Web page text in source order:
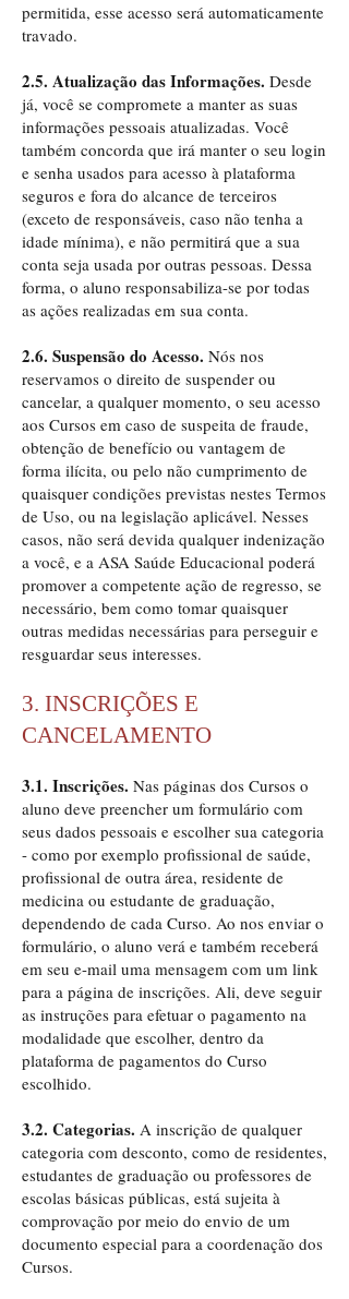
permitida, esse acesso será automaticamente
travado.
2.5. Atualização das Informações. Desde
já, você se compromete a manter as suas
informações pessoais atualizadas. Você
também concorda que irá manter o seu login
e senha usados para acesso à plataforma
seguros e fora do alcance de terceiros
(exceto de responsáveis, caso não tenha a
idade mínima), e não permitirá que a sua
conta seja usada por outras pessoas. Dessa
forma, o aluno responsabiliza-se por todas
as ações realizadas em sua conta.
2.6. Suspensão do Acesso. Nós nos
reservamos o direito de suspender ou
cancelar, a qualquer momento, o seu acesso
aos Cursos em caso de suspeita de fraude,
obtenção de benefício ou vantagem de
forma ilícita, ou pelo não cumprimento de
quaisquer condições previstas nestes Termos
de Uso, ou na legislação aplicável. Nesses
casos, não será devida qualquer indenização
a você, e a ASA Saúde Educacional poderá
promover a competente ação de regresso, se
necessário, bem como tomar quaisquer
outras medidas necessárias para perseguir e
resguardar seus interesses.
3. INSCRIÇÕES E
CANCELAMENTO
3.1. Inscrições. Nas páginas dos Cursos o
aluno deve preencher um formulário com
seus dados pessoais e escolher sua categoria
- como por exemplo profissional de saúde,
profissional de outra área, residente de
medicina ou estudante de graduação,
dependendo de cada Curso. Ao nos enviar o
formulário, o aluno verá e também receberá
em seu e-mail uma mensagem com um link
para a página de inscrições. Ali, deve seguir
as instruções para efetuar o pagamento na
modalidade que escolher, dentro da
plataforma de pagamentos do Curso
escolhido.
3.2. Categorias. A inscrição de qualquer
categoria com desconto, como de residentes,
estudantes de graduação ou professores de
escolas básicas públicas, está sujeita à
comprovação por meio do envio de um
documento especial para a coordenação dos
Cursos.